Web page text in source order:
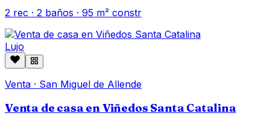
2 rec · 2 baños · 95 m² constr
Lujo
Venta · San Miguel de Allende
Venta de casa en Viñedos Santa Catalina